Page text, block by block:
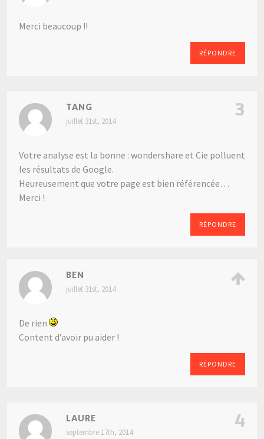
Merci beaucoup !!
RÉPONDRE
TANG
juillet 31st, 2014
Votre analyse est la bonne : wondershare et Cie polluent
les résultats de Google.
Heureusement que votre page est bien référencée…
Merci !
RÉPONDRE
3
BEN
juillet 31st, 2014
De rien
Content d’avoir pu aider !
RÉPONDRE
LAURE
septembre 17th, 2014
4